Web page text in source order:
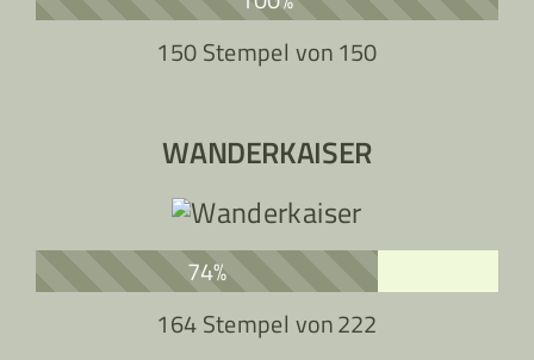
150 Stempel von150
WANDERKAISER
74%
164 Stempel von222